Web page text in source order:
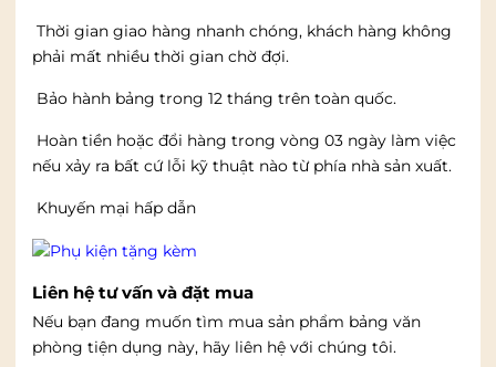
Thời gian giao hàng nhanh chóng, khách hàng không
phải mất nhiều thời gian chờ đợi.
Bảo hành bảng trong 12 tháng trên toàn quốc.
Hoàn tiền hoặc đổi hàng trong vòng 03 ngày làm việc
nếu xảy ra bất cứ lỗi kỹ thuật nào từ phía nhà sản xuất.
Khuyến mại hấp dẫn
Liên hệ tư vấn và đặt mua
Nếu bạn đang muốn tìm mua sản phẩm bảng văn
phòng tiện dụng này, hãy liên hệ với chúng tôi.